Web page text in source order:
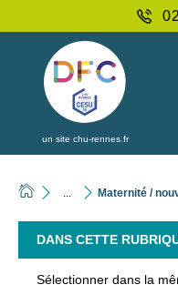
un site chu-rennes.fr
Maternité /
DANS CETTE
Sélectionner dans la